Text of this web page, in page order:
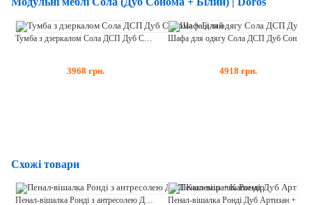
3968 грн.
Шафа для одягу Сола ДСП Дуб Сонома + Білий
4918 грн.
Схожі товари